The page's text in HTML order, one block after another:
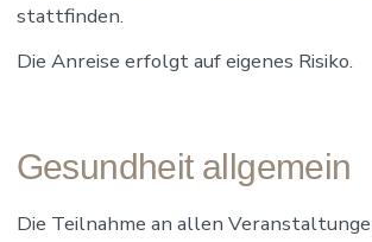
stattfinden.
Die Anreise erfolgt auf eigenes Risiko.
Gesundheit allgemein
Die Teilnahme an allen